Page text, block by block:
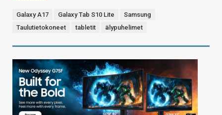
Galaxy A17 Galaxy Tab S10 Lite
Samsung
Taulutietokoneet
tabletit älypuhelimet